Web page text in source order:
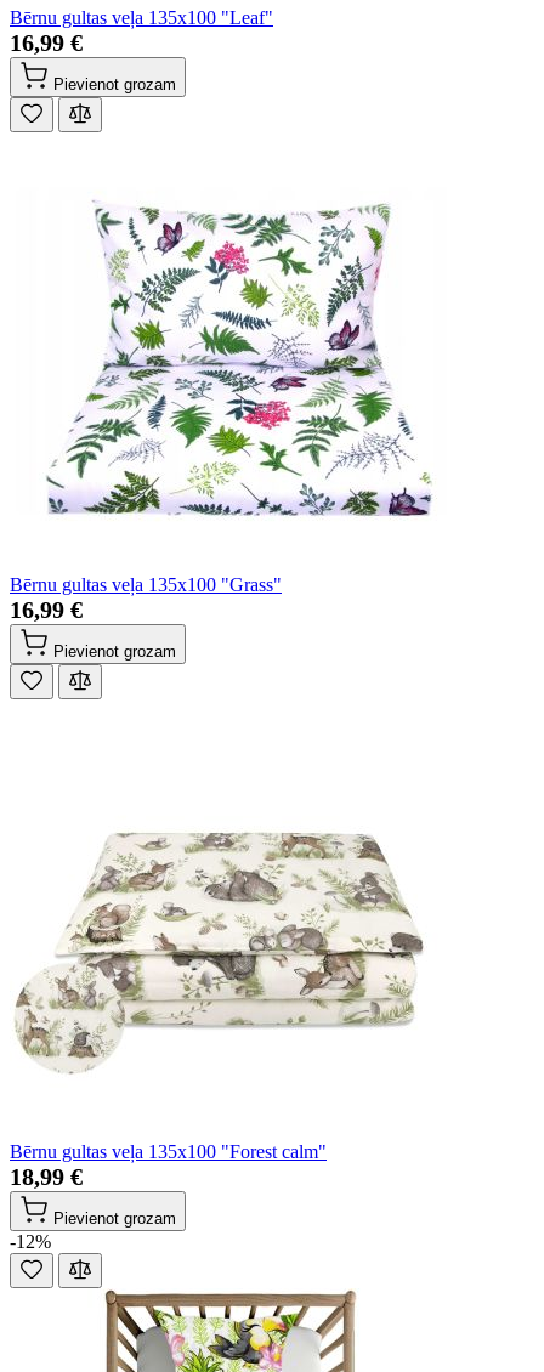
Bērnu gultas veļa 135x100 "Leaf"
16,99 €
Pievienot grozam
Bērnu gultas veļa 135x100 "Grass"
16,99 €
Pievienot grozam
Bērnu gultas veļa 135x100 "Forest calm"
18,99 €
Pievienot grozam
-12%